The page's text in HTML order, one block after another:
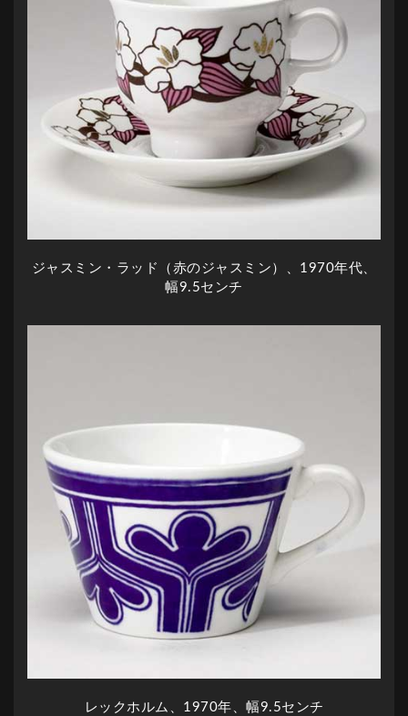
ジャスミン・ラッド（赤のジャスミン）、1970年代、
幅9.5センチ
レックホルム、1970年、幅9.5センチ